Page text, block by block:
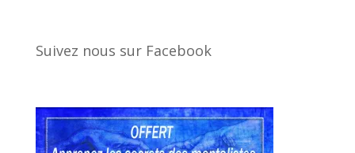
Suivez nous sur Facebook